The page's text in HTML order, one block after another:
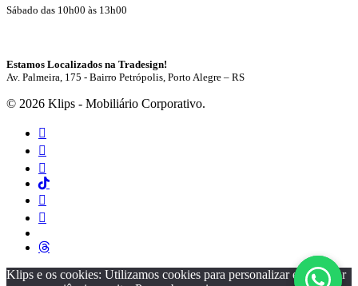
Sábado das 10h00 às 13h00
Estamos Localizados na Tradesign!
Av. Palmeira, 175 - Bairro Petrópolis, Porto Alegre – RS
© 2026 Klips - Mobiliário Corporativo.
facebook
instagram
whatsapp
tiktok
linkedin
pinterest
threads
Klips e os cookies: Utilizamos cookies para personalizar e melhorar